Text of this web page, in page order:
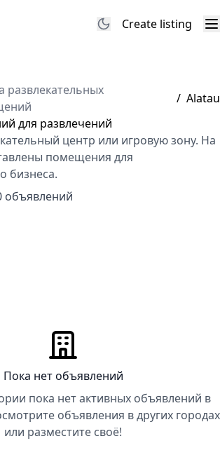
Create listing
развлекательных
/ Alatau
для развлечений
центр или игровую зону. На
помещения для
бизнеса.
объявлений
Пока нет объявлений
пока нет активных объявлений в
объявления в других городах
или разместите своё!